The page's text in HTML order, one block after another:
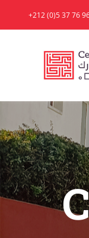
to
+212 (0)5 37 76